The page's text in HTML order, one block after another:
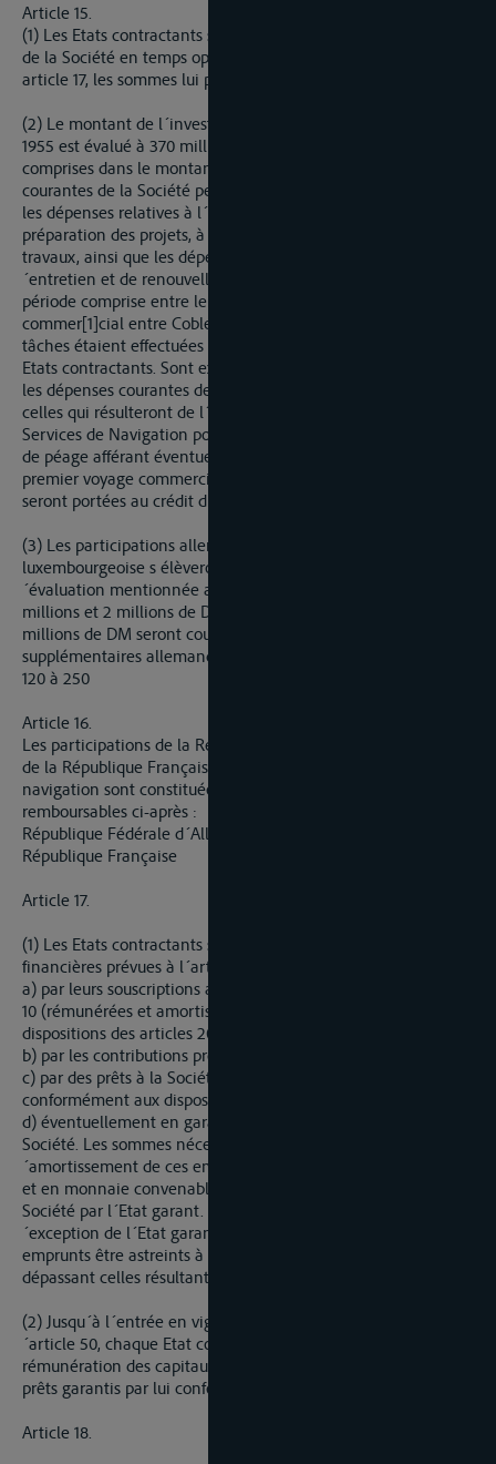
Article 15.
(1) Les Etats contractants s´engagent à mettre à la disposition
de la Société en temps opportun, par les moyens prévus à 1
article 17, les sommes lui permettant de réaliser son objet.
(2) Le montant de l´investissement au niveau des prix d´août
1955 est évalué à 370 millions de DM. Sont notamment
comprises dans le montant de l´investissement les dépenses
courantes de la Société pendant la période de construction,
les dépenses relatives à l´établissement des plans, à la
préparation des projets, à la surveillance et au règlement des
travaux, ainsi que les dépenses réelles d´exploitation, d
´entretien et de renouvellement des ouvrages pendant la
période comprise entre leur réception et le premier voyage
commer[1]cial entre Coblence et Thionville, même si ces
tâches étaient effectuées par les Services de Navigation des
Etats contractants. Sont exclues du coût de 1 investissement
les dépenses courantes des Services de Navigation, y compris
celles qui résulteront de l´emploi d agents permanents des
Services de Navigation pour 1 exécution du projet. Les recettes
de péage afférant éventuellement à la période antérieure au
premier voyage commercial entre Coblence et Thionville
seront portées au crédit du compte d´investissement.
(3) Les participations allemande, française et
luxembourgeoise s élèveront respectivement, sur la base de l
´évaluation mentionnée au paragraphe (2), à 120 millions, 248
millions et 2 millions de DM. Les dépenses excédant 370
millions de DM seront couvertes par des versements
supplémentaires allemands et français dans la proportion de
120 à 250
Article 16.
Les participations de la République Fédérale d´Allemagne et
de la République Française pour les objets autres que la
navigation sont constituées par les contributions non
remboursables ci-après :
République Fédérale d´Allemagne : 70 millions de DM
République Française : 10 millions de DM
Article 17.
(1) Les Etats contractants s´acquitteront de leurs obligations
financières prévues à l´article 15 :
a) par leurs souscriptions au capital social prévues à l´article
10 (rémunérées et amortissables conformément aux
dispositions des articles 20 et 50),
b) par les contributions prévues à l´article 16,
c) par des prêts à la Société (portant intérêt et amortissables
conformément aux dispositions des articles 20 et 50),
d) éventuellement en garantissant des emprunts émis par la
Société. Les sommes nécessaires au service de l´intérêt et à l
´amortissement de ces emprunts seront, en temps opportun
et en monnaie convenable, mises à la disposition de la
Société par l´Etat garant. La Société et ses associés, à l
´exception de l´Etat garant, ne pourront du fait de ces
emprunts être astreints à des obligations financières
dépassant celles résultant de la présente Convention.
(2) Jusqu´à l´entrée en vigueur du mécanisme prévu à l
´article 50, chaque Etat contractant, conservera à sa charge la
rémunération des capitaux investis et, éventuellement, des
prêts garantis par lui conformément au paragraphe (1).
Article 18.